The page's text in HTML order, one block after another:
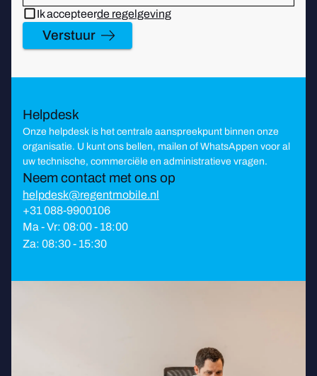
Ik accepteerde regelgeving
Verstuur
Helpdesk
Onze helpdesk is het centrale aanspreekpunt binnen onze
organisatie. U kunt ons bellen, mailen of WhatsAppen voor al
uw technische, commerciële en administratieve vragen.
Neem contact met ons op
helpdesk@regentmobile.nl
+31 088-9900106
Ma - Vr: 08:00 - 18:00
Za: 08:30 - 15:30